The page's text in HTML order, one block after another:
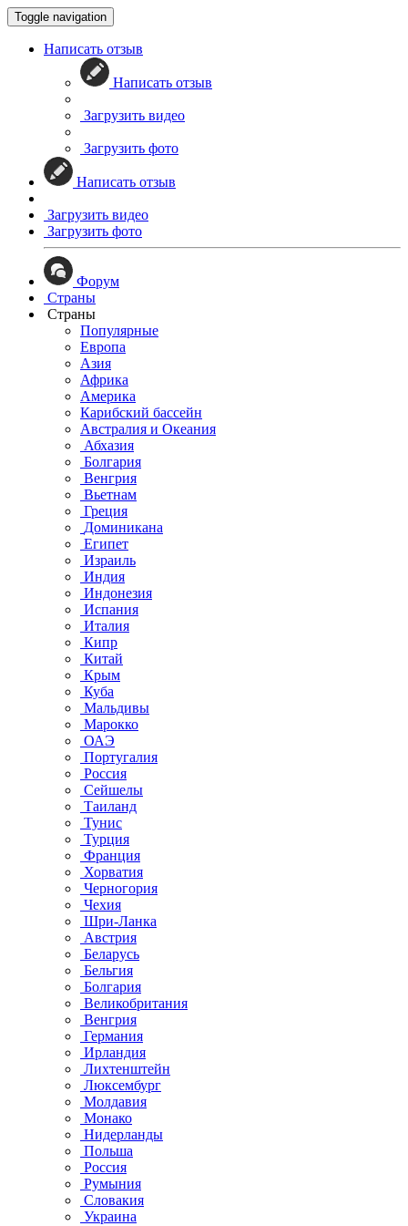
Toggle navigation
Написать отзыв
Написать отзыв
Загрузить видео
Загрузить фото
Написать отзыв
Загрузить видео
Загрузить фото
Форум
Страны
Страны
Популярные
Европа
Азия
Африка
Америка
Карибский бассейн
Австралия и Океания
Абхазия
Болгария
Венгрия
Вьетнам
Греция
Доминикана
Египет
Израиль
Индия
Индонезия
Испания
Италия
Кипр
Китай
Крым
Куба
Мальдивы
Марокко
ОАЭ
Португалия
Россия
Сейшелы
Таиланд
Тунис
Турция
Франция
Хорватия
Черногория
Чехия
Шри-Ланка
Австрия
Беларусь
Бельгия
Болгария
Великобритания
Венгрия
Германия
Ирландия
Лихтенштейн
Люксембург
Молдавия
Монако
Нидерланды
Польша
Россия
Румыния
Словакия
Украина